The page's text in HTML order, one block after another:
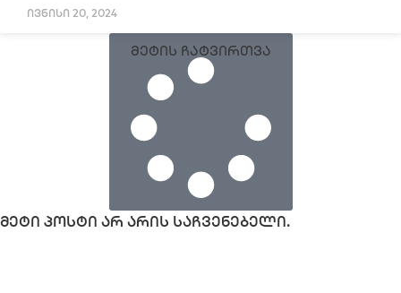
ივნისი 20, 2024
მეტის ჩატვირთვა
მეტი პოსტი არ არის საჩვენებელი.